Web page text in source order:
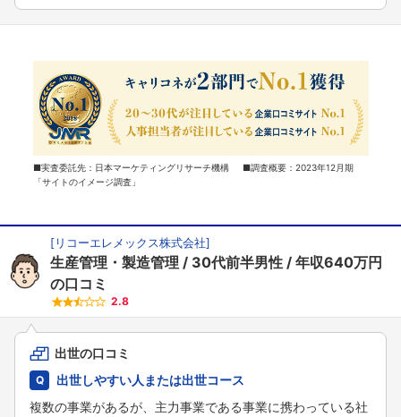
■実査委託先：日本マーケティングリサーチ機構 ■調査概要：2023年12月期
「サイトのイメージ調査」
[リコーエレメックス株式会社]
生産管理・製造管理 30代前半男性
年収640万円
の口コミ
2.8
出世の口コミ
出世しやすい人または出世コース
複数の事業があるが、主力事業である事業に携わっている社